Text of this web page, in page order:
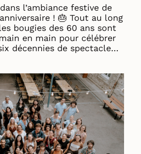
l’ambiance festive de
! 🎂 Tout au long
bougies des 60 ans sont
en main pour célébrer
décennies de spectacle
! 🍿 Aftermovie © Jean-
Salcedo (hirohume.com)